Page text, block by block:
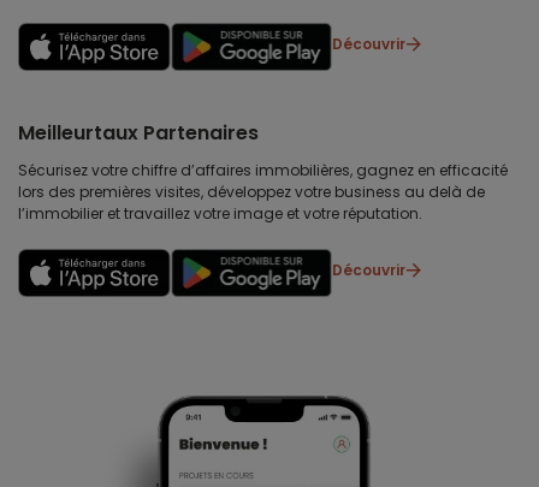
Découvrir
Meilleurtaux Partenaires
Sécurisez votre chiffre d’affaires immobilières, gagnez en efficacité
lors des premières visites, développez votre business au delà de
l’immobilier et travaillez votre image et votre réputation.
Découvrir